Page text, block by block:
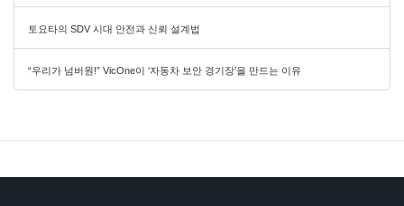
토요타의 SDV 시대 안전과 신뢰 설계법
“우리가 넘버원!” VicOne이 ‘자동차 보안 경기장’을 만드는 이유